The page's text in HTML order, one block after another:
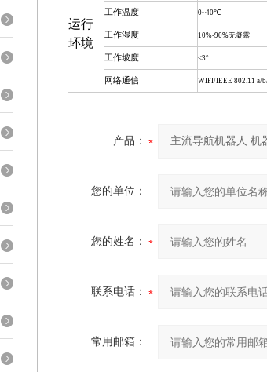
运行
环境
工作温度 0~40℃
工作湿度 10%-90%无凝露
工作坡度 ≤3°
网络通信 WIFI/IEEE 802.11 a/
产品：
您的单位：
您的姓名：
联系电话：
常用邮箱：